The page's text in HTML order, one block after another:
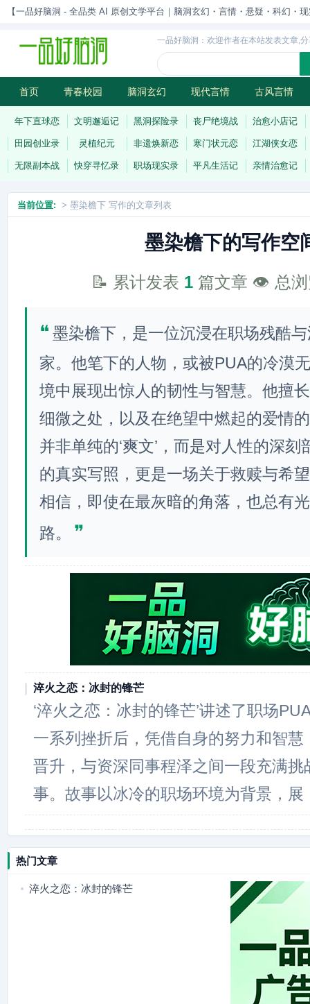
【一品好脑洞 - 全品类 AI 原创文学平台｜脑洞玄幻・言情・悬疑・科幻・
一品好脑洞：欢迎作者在本站发表文章,
首页 青春校园 脑洞玄幻 现代言情 古风言情
历史权谋 武侠江湖 灵异志怪 连载
年下直球恋 文明邂逅记 黑洞探险录 丧尸绝境战 治愈小店记
田园创业录 灵植纪元 非遗焕新恋 寒门状元恋 江湖侠女恋
无限副本战 快穿寻忆录 职场现实录 平凡生活记 亲情治愈记
当前位置: > 墨染檐下 写作的文章列表
墨染檐下的写作空
📝 累计发表 1篇文章 👁️ 总
❝ 墨染檐下，是一位沉浸在职场残酷
家。他笔下的人物，或被PUA的冷漠
境中展现出惊人的韧性与智慧。他擅
细微之处，以及在绝望中燃起的爱情
并非单纯的‘爽文’，而是对人性的深刻
的真实写照，更是一场关于救赎与希
相信，即使在最灰暗的角落，也总有
路。
❞
淬火之恋：冰封的锋芒
‘淬火之恋：冰封的锋芒’讲述了职场
一系列挫折后，凭借自身的努力和智
晋升，与资深同事程泽之间一段充满挑
事。故事以冰冷的职场环境为背景，展
热门文章
淬火之恋：冰封的锋芒